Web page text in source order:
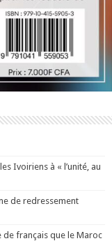
Ivoiriens à « l’unité, au
de redressement
de français que le Maroc